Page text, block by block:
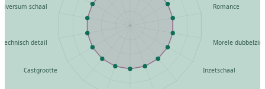
Romance
Morele
Inzetschaal
Castgrootte
Technisch detail
schaal